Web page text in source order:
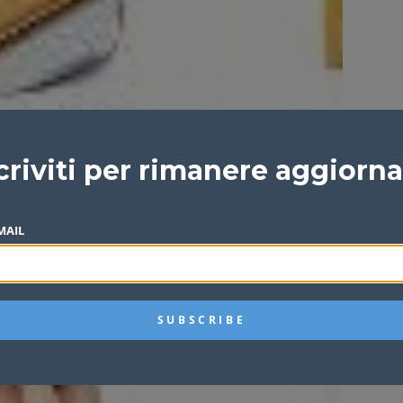
per rimanere